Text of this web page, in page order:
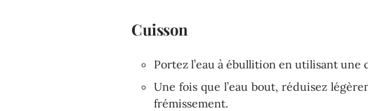
Cuisson
Portez l’eau à ébullition en utilisant une
Une fois que l’eau bout, réduisez
frémissement.